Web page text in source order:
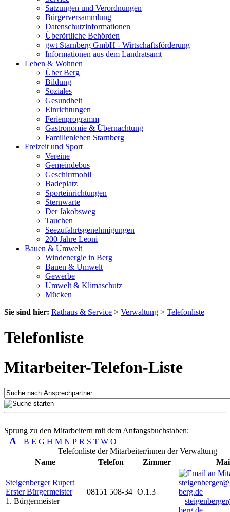
Satzungen und Verordnungen
Bürgerversammlung
Datenschutzinformationen
Überörtliche Behörden
gwt Starnberg GmbH - Wirtschaftsförderung
Informationen aus dem Landratsamt
Leben & Wohnen
Über Berg
Bildung
Soziales
Gesundheit
Einrichtungen
Ferienprogramm
Gastronomie & Übernachtung
Familienleben Starnberg
Freizeit und Sport
Vereine
Gemeindebus
Geschirrmobil
Badeplatz
Sporteinrichtungen
Sternwarte
Der Jakobsweg
Tauchen
Seezufahrtsgenehmigungen
200 Jahre Leoni
Bauen & Umwelt
Windenergie in Berg
Bauen & Umwelt
Gewerbe
Umwelt & Klimaschutz
Mücken
Sie sind hier: Rathaus & Service > Verwaltung > Telefonliste
Telefonliste
Mitarbeiter-Telefon-Liste
Sprung zu den Mitarbeitern mit dem Anfangsbuchstaben:
A B E G H M N P R S T W O
Telefonliste der Mitarbeiter/innen der Verwaltung
Name
Telefon Zimmer
Steigenberger Rupert
Erster Bürgermeister
1. Bürgermeister
08151 508-34 O.1.3